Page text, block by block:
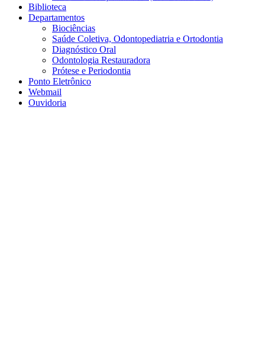
Biblioteca
Departamentos
Biociências
Saúde Coletiva, Odontopediatria e Ortodontia
Diagnóstico Oral
Odontologia Restauradora
Prótese e Periodontia
Ponto Eletrônico
Webmail
Ouvidoria